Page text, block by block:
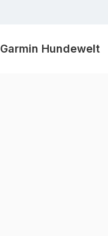
Garmin Hundewelt